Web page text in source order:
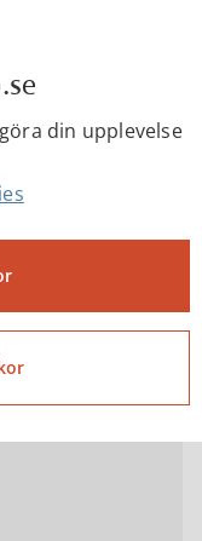
MASdin upplevelse